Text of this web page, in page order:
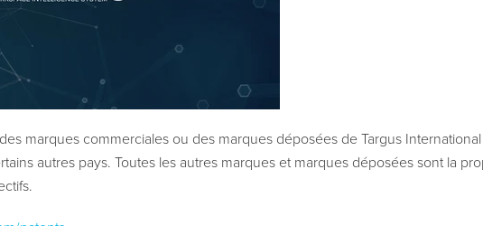
marques commerciales ou des marques déposées de Targus International
autres pays. Toutes les autres marques et marques déposées sont la